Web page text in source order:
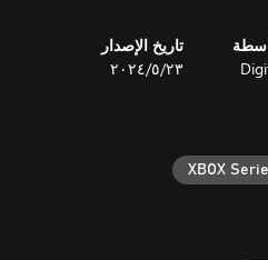
تم بناء Wizardry: Proving Grounds of the Mad Overlord مباشرة
استنادًا إلى رمز اللعبة الأصلية لعام 1981. على الرغم من أنها تبدو
تم تحسين إدارة الفريق
تاريخ الإصدار
٢٣‏/٥‏/٢٠٢٤
XBOX